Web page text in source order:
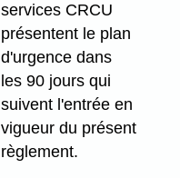
services CRCU
présentent le plan
d'urgence dans
les 90 jours qui
suivent l'entrée en
vigueur du présent
règlement.